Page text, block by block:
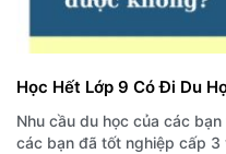
Học Hết Lớp 9 Có Đi Du
Nhu cầu du học của các
các bạn đã tốt nghiệp cấp